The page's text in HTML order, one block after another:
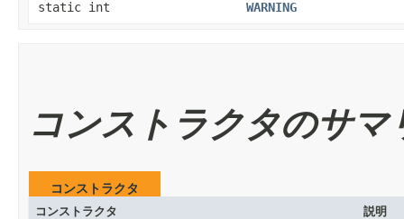
static int WARNING
コンストラクタのサマ
コンストラクタ
コンストラクタ 説明